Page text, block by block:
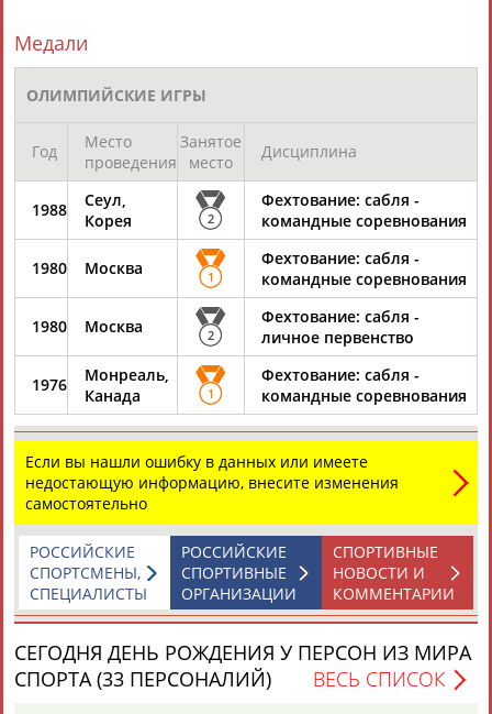
Стадион, 1998-2026
Разработка и поддержка ООО НАИТ «Стадион»
Адресов в новостной рассылке: 997
Подпишись
Медали
ОЛИМПИЙСКИЕ ИГРЫ
Год
Место
проведения
Занятое
место
Дисциплина
1988
Сеул,
Корея
2
Фехтование: сабля -
командные соревнования
1980 Москва 1
Фехтование: сабля -
командные соревнования
1980 Москва 2
Фехтование: сабля -
личное первенство
1976
Монреаль,
Канада
1
Фехтование: сабля -
командные соревнования
Если вы нашли ошибку в данных или имеете
недостающую информацию, внесите изменения
самостоятельно
СПОРТИВНЫЕ
НОВОСТИ И
КОММЕНТАРИИ
РОССИЙСКИЕ
СПОРТИВНЫЕ
ОРГАНИЗАЦИИ
РОССИЙСКИЕ
СПОРТСМЕНЫ,
СПЕЦИАЛИСТЫ
СЕГОДНЯ ДЕНЬ РОЖДЕНИЯ У ПЕРСОН ИЗ МИРА
СПОРТА (33 ПЕРСОНАЛИЙ)
ВЕСЬ СПИСОК